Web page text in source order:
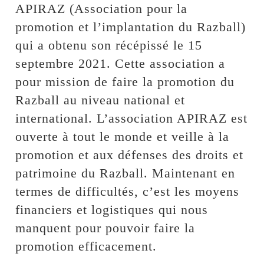
APIRAZ (Association pour la
promotion et l’implantation du Razball)
qui a obtenu son récépissé le 15
septembre 2021. Cette association a
pour mission de faire la promotion du
Razball au niveau national et
international. L’association APIRAZ est
ouverte à tout le monde et veille à la
promotion et aux défenses des droits et
patrimoine du Razball. Maintenant en
termes de difficultés, c’est les moyens
financiers et logistiques qui nous
manquent pour pouvoir faire la
promotion efficacement.